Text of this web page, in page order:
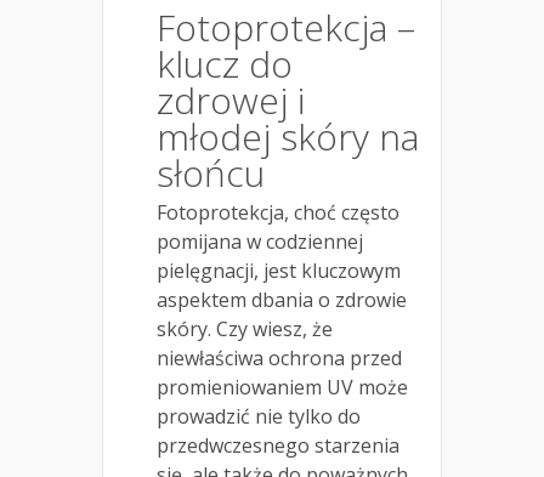
Fotoprotekcja –
klucz do
zdrowej i
młodej skóry na
słońcu
Fotoprotekcja, choć często
pomijana w codziennej
pielęgnacji, jest kluczowym
aspektem dbania o zdrowie
skóry. Czy wiesz, że
niewłaściwa ochrona przed
promieniowaniem UV może
prowadzić nie tylko do
przedwczesnego starzenia